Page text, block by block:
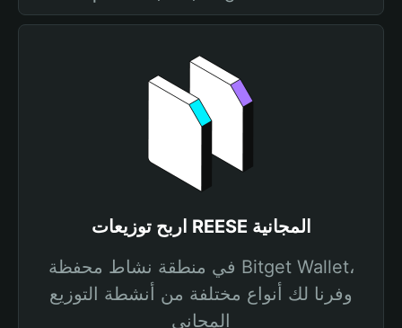
اربح توزيعات REESE المجانية
في منطقة نشاط محفظة Bitget Wallet،
وفرنا لك أنواع مختلفة من أنشطة التوزيع
المجاني